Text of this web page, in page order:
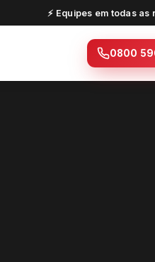
⚡ Equipes em todas
0800